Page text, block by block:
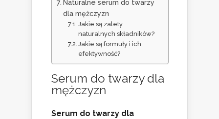
Naturalne serum do twarzy
dla mężczyzn
Jakie są zalety
naturalnych składników?
Jakie są formuły i ich
efektywność?
Serum do twarzy dla
mężczyzn
Serum do twarzy dla